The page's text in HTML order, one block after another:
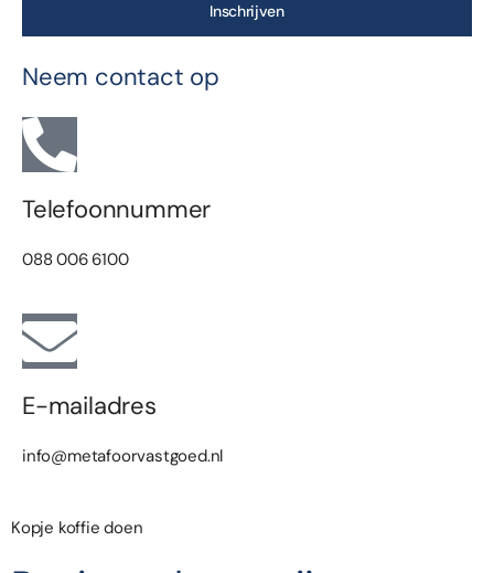
Inschrijven
Neem contact op
Telefoonnummer
088 006 6100
E-mailadres
info@metafoorvastgoed.nl
Kopje koffie doen